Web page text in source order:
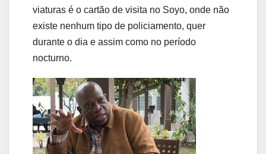
viaturas é o cartão de visita no Soyo, onde não
existe nenhum tipo de policiamento, quer
durante o dia e assim como no período
nocturno.